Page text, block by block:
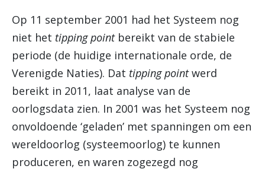
Op 11 september 2001 had het Systeem nog
niet het tipping pointbereikt van de stabiele
periode (de huidige internationale orde, de
Verenigde Naties). Dat tipping pointwerd
bereikt in 2011, laat analyse van de
oorlogsdata zien. In 2001 was het Systeem nog
onvoldoende ‘geladen’ met spanningen om een
wereldoorlog (systeemoorlog) te kunnen
produceren, en waren zogezegd nog